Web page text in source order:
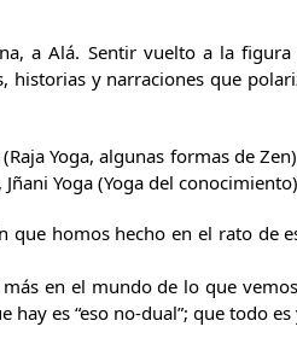
a Alá. Sentir vuelto a la
historias y narraciones que
Yoga, algunas formas de
Yoga (Yoga del
que homos hecho en el rato de
en el mundo de lo que
es “eso no-dual”; que todo